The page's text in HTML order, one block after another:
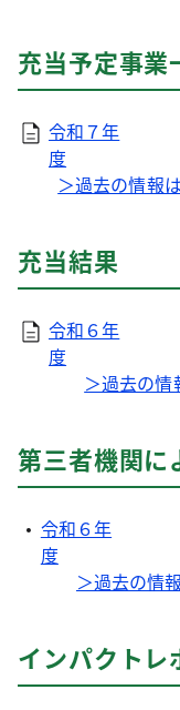
充当予定事業
令和７年
度
＞過去の情報
充当結果
令和６年
度
＞過去の情
第三者機関に
令和６年
度
＞過去の情
インパクトレ